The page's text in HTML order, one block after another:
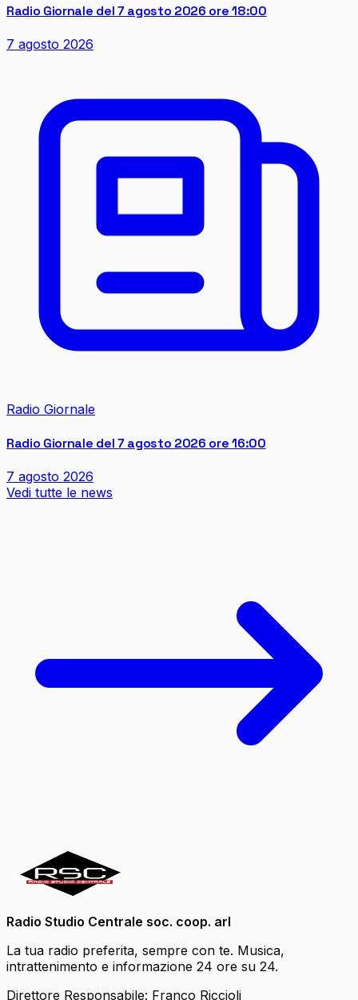
Radio Giornale del 7 agosto 2026 ore 18:00
7 agosto 2026
Radio Giornale
Radio Giornale del 7 agosto 2026 ore 16:00
7 agosto 2026
Vedi tutte le news
Radio Studio Centrale soc. coop. arl
La tua radio preferita, sempre con te. Musica,
intrattenimento e informazione 24 ore su 24.
Direttore Responsabile: Franco Riccioli